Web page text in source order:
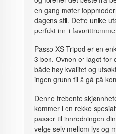
en gang møter
dagens stil. Dette unike
perfekt inn i
Passo XS Tripod er en
3 ben. Ovnen er laget for
både høy kvalitet og
ingen grunn til å gå på
Denne trebente
kommer i en rekke
passer til innredningen
velge selv mellom lys og